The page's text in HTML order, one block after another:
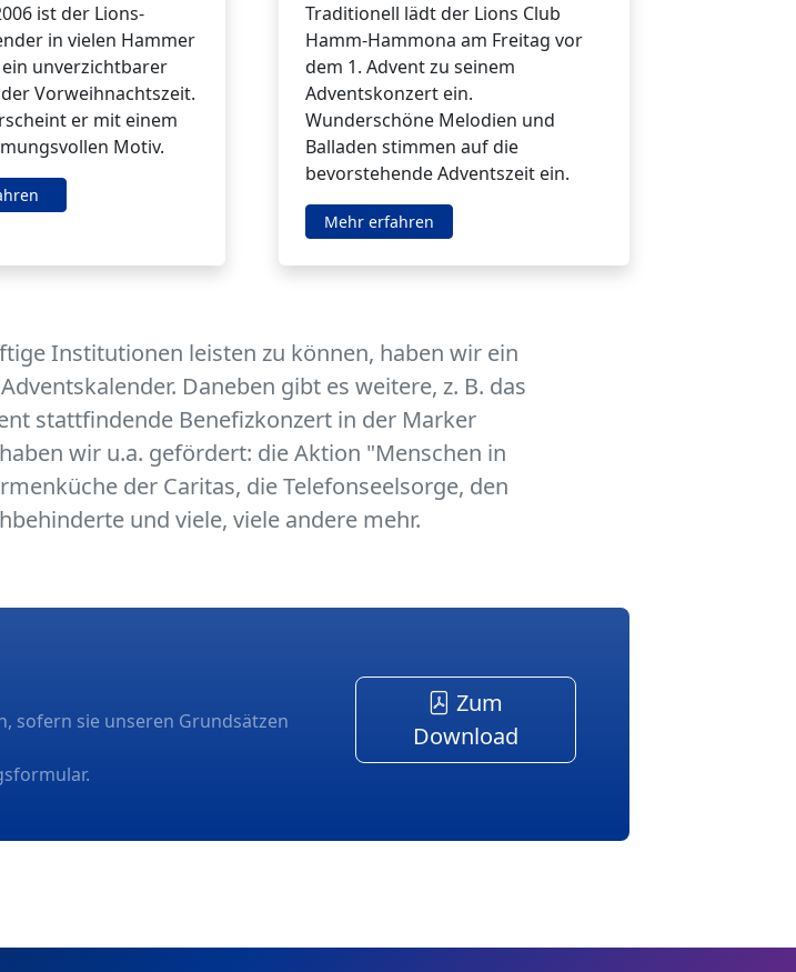
ist der Lions-
in vielen Hammer
unverzichtbarer
Vorweihnachtszeit.
er mit einem
Motiv.
Traditionell lädt der Lions Club
Hamm-Hammona am Freitag vor
dem 1. Advent zu seinem
Adventskonzert ein.
Wunderschöne Melodien und
Balladen stimmen auf die
bevorstehende Adventszeit ein.
Mehr erfahren
Institutionen leisten zu können, haben wir ein
Daneben gibt es weitere, z. B. das
stattfindende Benefizkonzert in der Marker
wir u.a. gefördert: die Aktion "Menschen in
der Caritas, die Telefonseelsorge, den
und viele, viele andere mehr.
sofern sie unseren Grundsätzen
Zum
Download